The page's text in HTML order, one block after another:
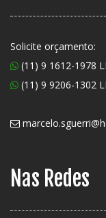
Solicite orçamento:
(11) 9 1612-1978
(11) 9 9206-1302
Nas Redes